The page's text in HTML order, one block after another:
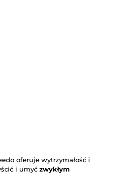
oferuje wytrzymałość i
i umyć zwykłym